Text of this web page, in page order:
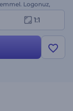
Logonuz,
Hemen
1:1